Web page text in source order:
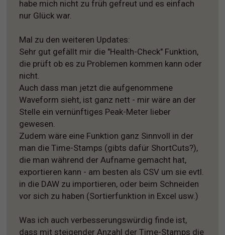
habe mich nicht zu früh gefreut und es einfach
nur Glück war.
Mal zu den weiteren Updates:
Sehr gut gefällt mir die "Health-Check" Funktion,
die prüft ob es zu Problemen kommen kann oder
nicht.
Auch dass man jetzt die aufgenommene
Waveform sieht, ist ganz nett - mir wäre an der
Stelle ein vernünftiges Peak-Meter lieber
gewesen.
Zudem wäre eine Funktion ganz Sinnvoll in der
man die Time-Stamps (gibts dafür ShortCuts?),
die man während der Aufname gemacht hat,
exportieren kann - am besten als CSV um sie evtl.
in die DAW zu importieren, oder beim Schneiden
vor sich zu haben (Sortierfunktion in Excel usw.)
Was ich auch verbesserungswürdig finde ist,
dass mit steigender Anzahl der Time-Stamps die